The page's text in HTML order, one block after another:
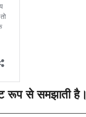
रूप से समझाती है।